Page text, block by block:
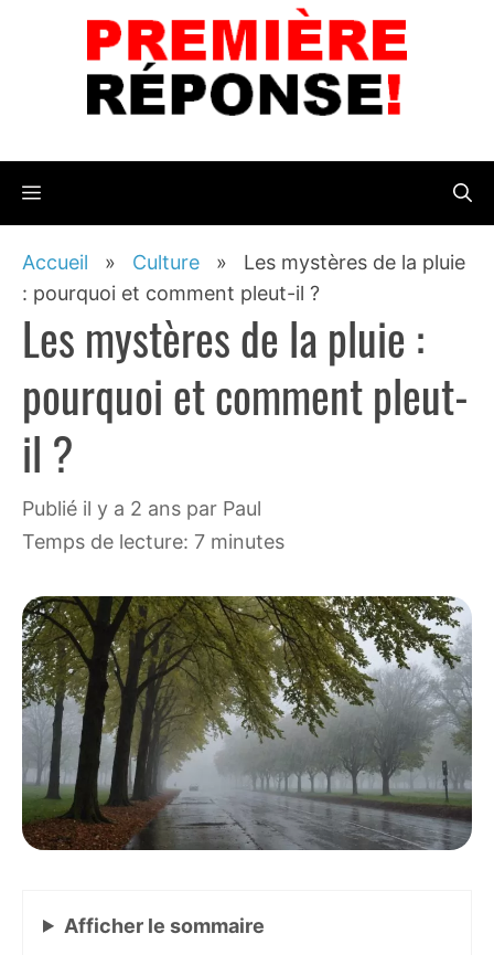
Menu
Accueil » Culture » Les mystères de la pluie
: pourquoi et comment pleut-il ?
Les mystères de la pluie :
pourquoi et comment pleut-
il ?
publié il y a 2 ans par Paul
Temps de lecture: 7 minutes
Afficher le sommaire